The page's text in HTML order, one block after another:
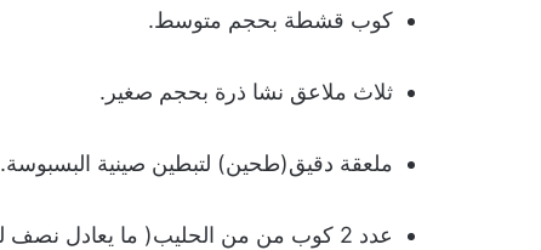
كوب قشطة بحجم متوسط.
ثلاث ملاعق نشا ذرة بحجم صغير.
ملعقة دقيق(طحين) لتبطين صينية البسبوسة.
عدد 2 كوب من من الحليب( ما يعادل نصف لتر).